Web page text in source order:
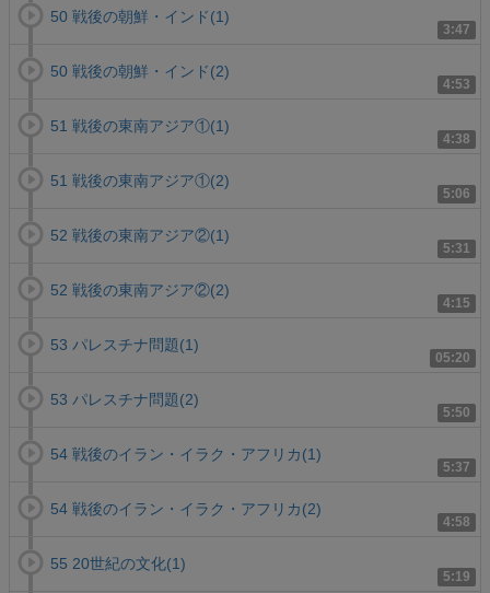
3:47
50 戦後の朝鮮・インド(1)
4:53
50 戦後の朝鮮・インド(2)
4:38
51 戦後の東南アジア①(1)
5:06
51 戦後の東南アジア①(2)
5:31
52 戦後の東南アジア②(1)
4:15
52 戦後の東南アジア②(2)
05:20
53 パレスチナ問題(1)
5:50
53 パレスチナ問題(2)
5:37
54 戦後のイラン・イラク・アフリカ(1)
4:58
54 戦後のイラン・イラク・アフリカ(2)
5:19
55 20世紀の文化(1)